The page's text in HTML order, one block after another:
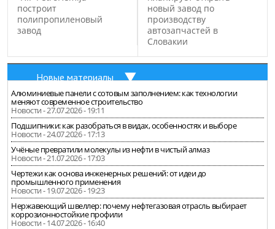
помощи самых
современных технологий,
работа на наноуровне…
построит
полипропиленовый
завод
новый завод по
производству
автозапчастей в
Словакии
Новые материалы
Алюминиевые панели с сотовым заполнением: как технологии
меняют современное строительство
Новости - 27.07.2026 - 19:11
Подшипники: как разобраться в видах, особенностях и выборе
Новости - 24.07.2026 - 17:13
Учёные превратили молекулы из нефти в чистый алмаз
Новости - 21.07.2026 - 17:03
Чертежи как основа инженерных решений: от идеи до
промышленного применения
Новости - 19.07.2026 - 19:23
Нержавеющий швеллер: почему нефтегазовая отрасль выбирает
коррозионностойкие профили
Новости - 14.07.2026 - 16:40